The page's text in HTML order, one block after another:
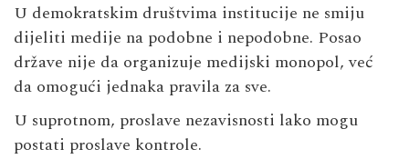
U demokratskim društvima institucije ne smiju
dijeliti medije na podobne i nepodobne. Posao
države nije da organizuje medijski monopol, već
da omogući jednaka pravila za sve.
U suprotnom, proslave nezavisnosti lako mogu
postati proslave kontrole.